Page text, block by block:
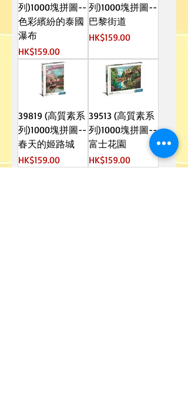
列)1000塊拼圖--
色彩繽紛的泰國
瀑布
價格
HK$159.00
列)1000塊拼圖--
巴黎街道
價格
HK$159.00
39819 (高質素系
列)1000塊拼圖--
春天的姬路城
價格
HK$159.00
39513 (高質素系
列)1000塊拼圖--
富士花園
價格
HK$159.00